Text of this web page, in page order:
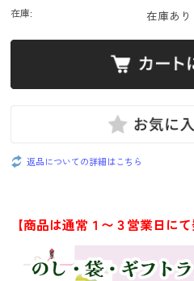
在庫: 在庫あり
返品についての詳細はこちら
【商品は通常１〜３営業日に